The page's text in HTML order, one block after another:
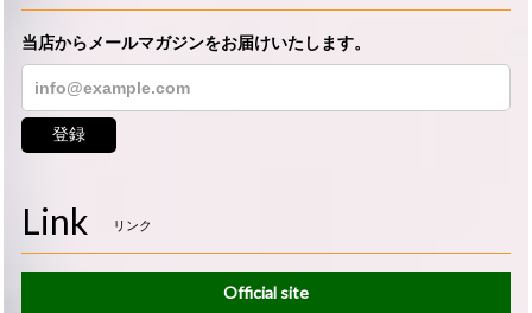
当店からメールマガジンをお届けいたします。
登録
Link リンク
Official site